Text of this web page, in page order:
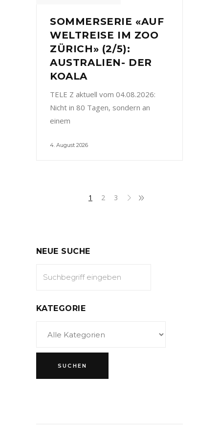
SOMMERSERIE «AUF
WELTREISE IM ZOO
ZÜRICH» (2/5):
AUSTRALIEN- DER
KOALA
TELE Z aktuell vom 04.08.2026:
Nicht in 80 Tagen, sondern an
einem
4. August 2026
1 2 3
NEUE SUCHE
KATEGORIE